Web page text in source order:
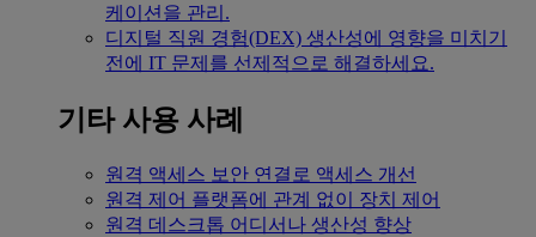
케이션을 관리.
디지털 직원 경험(DEX) 생산성에 영향을 미치기
전에 IT 문제를 선제적으로 해결하세요.
기타 사용 사례
원격 액세스 보안 연결로 액세스 개선
원격 제어 플랫폼에 관계 없이 장치 제어
원격 데스크톱 어디서나 생산성 향상